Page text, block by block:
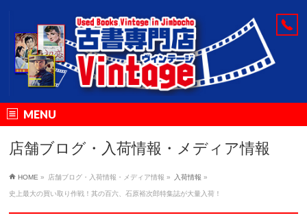
MENU
店舗ブログ・入荷情報・メディア情報
HOME » 店舗ブログ・入荷情報・メディア情報 » 入荷情報 »
史上最大の買い取り作戦！其の百六、石原裕次郎特集誌が大量入荷！